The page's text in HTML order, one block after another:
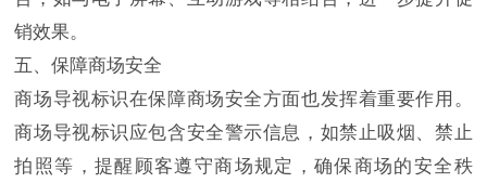
销效果。
五、保障商场安全
商场导视标识在保障商场安全方面也发挥着重要作用。
商场导视标识应包含安全警示信息，如禁止吸烟、禁止
拍照等，提醒顾客遵守商场规定，确保商场的安全秩